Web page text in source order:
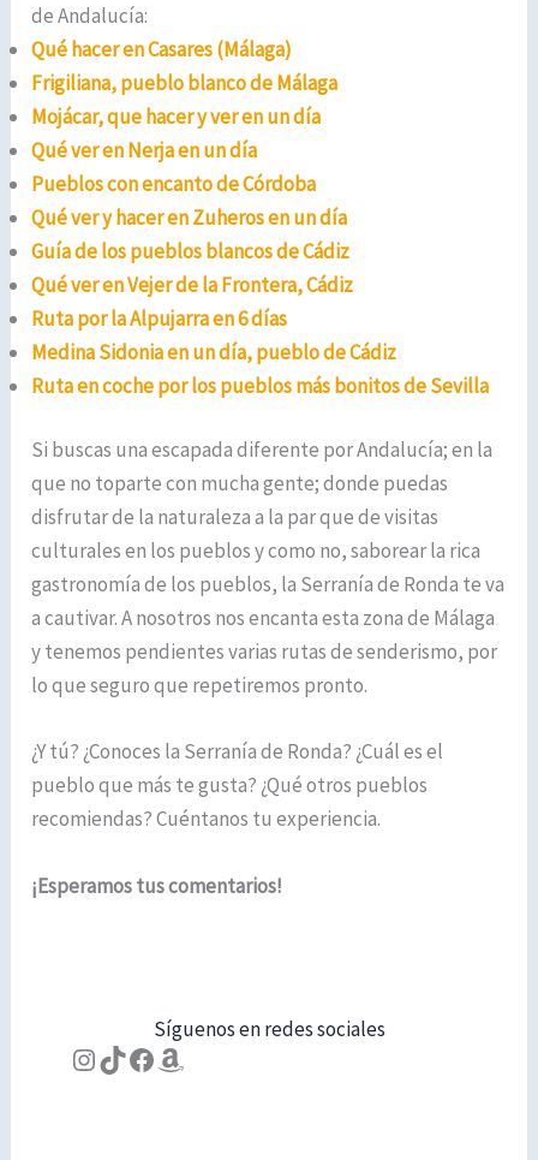
de Andalucía:
Qué hacer en Casares (Málaga)
Frigiliana, pueblo blanco de Málaga
Mojácar, que hacer y ver en un día
Qué ver en Nerja en un día
Pueblos con encanto de Córdoba
Qué ver y hacer en Zuheros en un día
Guía de los pueblos blancos de Cádiz
Qué ver en Vejer de la Frontera, Cádiz
Ruta por la Alpujarra en 6 días
Medina Sidonia en un día, pueblo de Cádiz
Ruta en coche por los pueblos más bonitos de Sevilla
Si buscas una escapada diferente por Andalucía; en la
que no toparte con mucha gente; donde puedas
disfrutar de la naturaleza a la par que de visitas
culturales en los pueblos y como no, saborear la rica
gastronomía de los pueblos, la Serranía de Ronda te va
a cautivar. A nosotros nos encanta esta zona de Málaga
y tenemos pendientes varias rutas de senderismo, por
lo que seguro que repetiremos pronto.
¿Y tú? ¿Conoces la Serranía de Ronda? ¿Cuál es el
pueblo que más te gusta? ¿Qué otros pueblos
recomiendas? Cuéntanos tu experiencia.
¡Esperamos tus comentarios!
Síguenos en redes sociales
Instagram
TikTok
Facebook
Amazon